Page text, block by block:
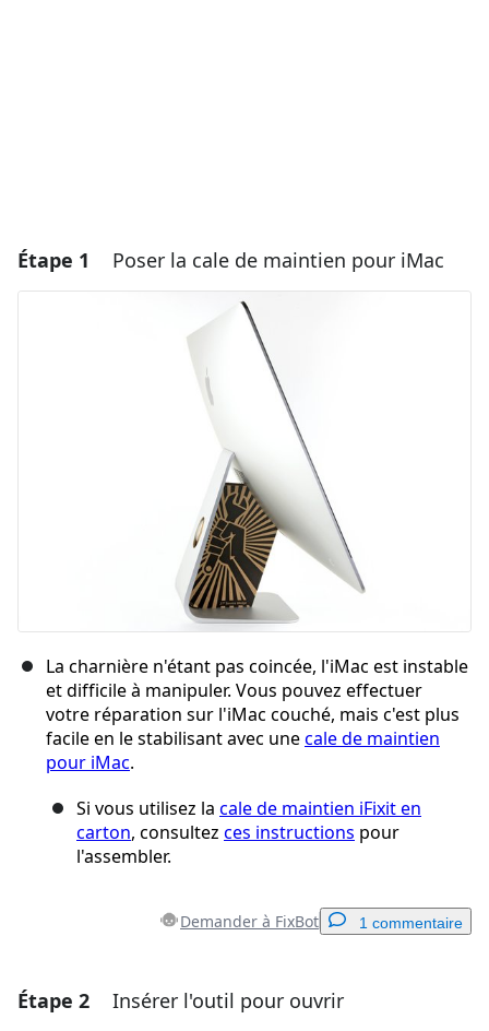
Étape 1 Poser la cale de maintien pour iMac
La charnière n'étant pas coincée, l'iMac est instable
et difficile à manipuler. Vous pouvez effectuer
votre réparation sur l'iMac couché, mais c'est plus
facile en le stabilisant avec unecale de maintien
pour iMac.
Si vous utilisez la cale de maintien iFixit en
carton, consultez ces instructions pour
l'assembler.
Demander à FixBot 1 commentaire
Ajouter un commentaire
Étape 2 Insérer l'outil pour ouvrir